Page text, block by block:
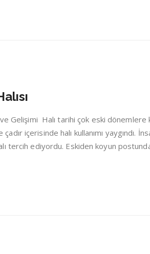
Gelişimi Halı tarihi çok eski dönemlere
içerisinde halı kullanımı yaygındı.
tercih ediyordu. Eskiden koyun